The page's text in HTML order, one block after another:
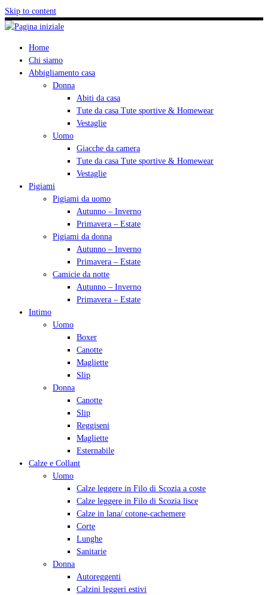
Skip to content
Home
Chi siamo
Abbigliamento casa
Donna
Abiti da casa
Tute da casa Tute sportive & Homewear
Vestaglie
Uomo
Giacche da camera
Tute da casa Tute sportive & Homewear
Vestaglie
Pigiami
Pigiami da uomo
Autunno – Inverno
Primavera – Estate
Pigiami da donna
Autunno – Inverno
Primavera – Estate
Camicie da notte
Autunno – Inverno
Primavera – Estate
Intimo
Uomo
Boxer
Canotte
Magliette
Slip
Donna
Canotte
Slip
Reggiseni
Magliette
Esternabile
Calze e Collant
Uomo
Calze leggere in Filo di Scozia a coste
Calze leggere in Filo di Scozia lisce
Calze in lana/ cotone-cachemere
Corte
Lunghe
Sanitarie
Donna
Autoreggenti
Calzini leggeri estivi